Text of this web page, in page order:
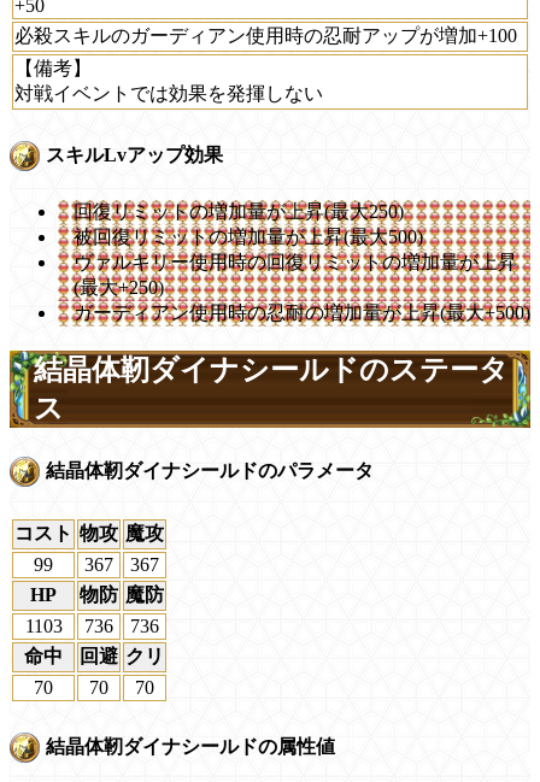
+50
必殺スキルのガーディアン使用時の忍耐アップが増加+100
【備考】
対戦イベントでは効果を発揮しない
スキルLvアップ効果
回復リミットの増加量が上昇(最大250)
被回復リミットの増加量が上昇(最大500)
ヴァルキリー使用時の回復リミットの増加量が上昇
(最大+250)
ガーディアン使用時の忍耐の増加量が上昇(最大+500)
結晶体靭ダイナシールドのステータ
ス
結晶体靭ダイナシールドのパラメータ
コスト 物攻 魔攻
99
367
367
HP
物防 魔防
1103
736
736
命中
回避 クリ
70
70 70
結晶体靭ダイナシールドの属性値